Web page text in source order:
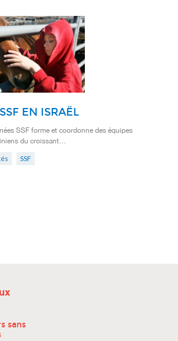
EN ISRAËL
SSF forme et coordonne des équipes
du croissant…
SSF
sans